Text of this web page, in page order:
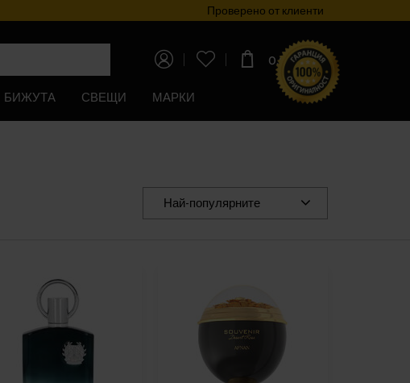
Програма за лоялностПроверено от клиенти
0,00€ (0,00лв)
БИЖУТА СВЕЩИ МАРКИ
Най-популярните